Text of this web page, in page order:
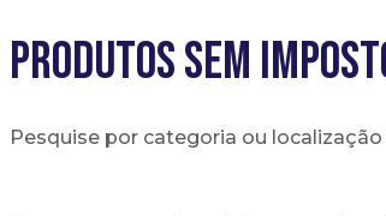
PRODUTOS SEM
Pesquise por categoria ou